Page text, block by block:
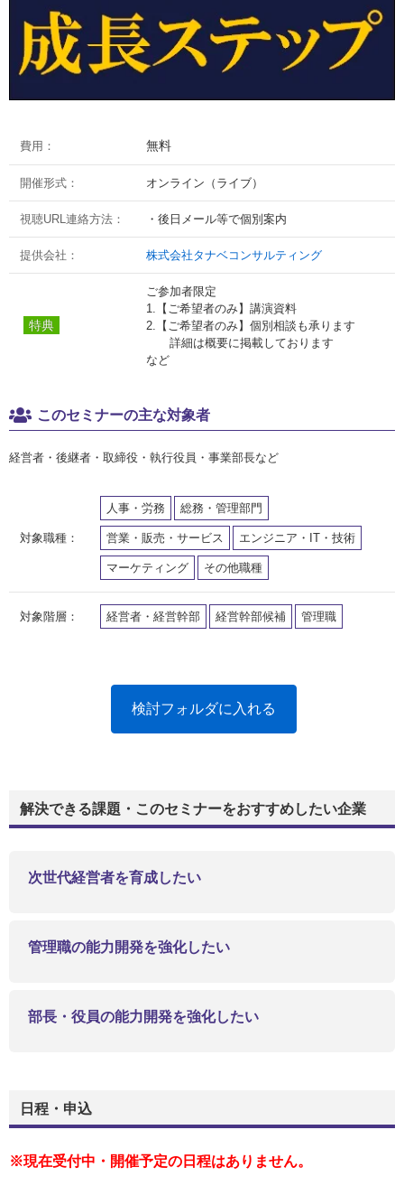
費用： 無料
開催形式： オンライン（ライブ）
視聴URL連絡方法： ・後日メール等で個別案内
提供会社： 株式会社タナベコンサルティング
特典
ご参加者限定
1.【ご希望者のみ】講演資料
2.【ご希望者のみ】個別相談も承ります
詳細は概要に掲載しております
など
このセミナーの主な対象者
経営者・後継者・取締役・執行役員・事業部長など
対象職種：
人事・労務 総務・管理部門
営業・販売・サービス エンジニア・IT・技術
マーケティング その他職種
対象階層： 経営者・経営幹部 経営幹部候補 管理職
検討フォルダに入れる
解決できる課題・このセミナーをおすすめしたい企業
次世代経営者を育成したい
管理職の能力開発を強化したい
部長・役員の能力開発を強化したい
日程・申込
※現在受付中・開催予定の日程はありません。